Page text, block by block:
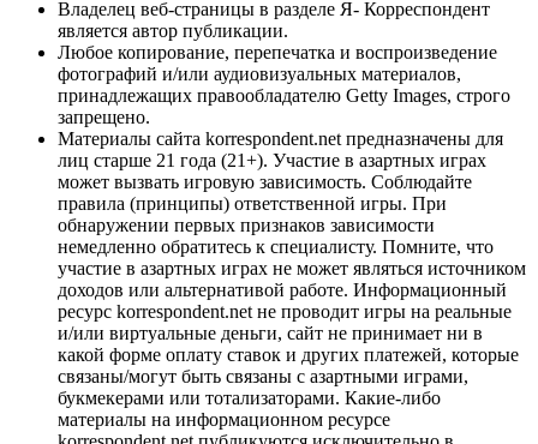
Владелец веб-страницы в разделе Я- Корреспондент
является автор публикации.
Любое копирование, перепечатка и воспроизведение
фотографий и/или аудиовизуальных материалов,
принадлежащих правообладателю Getty Images, строго
запрещено.
Материалы сайта korrespondent.net предназначены для
лиц старше 21 года (21+). Участие в азартных играх
может вызвать игровую зависимость. Соблюдайте
правила (принципы) ответственной игры. При
обнаружении первых признаков зависимости
немедленно обратитесь к специалисту. Помните, что
участие в азартных играх не может являться источником
доходов или альтернативой работе. Информационный
ресурс korrespondent.net не проводит игры на реальные
и/или виртуальные деньги, сайт не принимает ни в
какой форме оплату ставок и других платежей, которые
связаны/могут быть связаны с азартными играми,
букмекерами или тотализаторами. Какие-либо
материалы на информационном ресурсе